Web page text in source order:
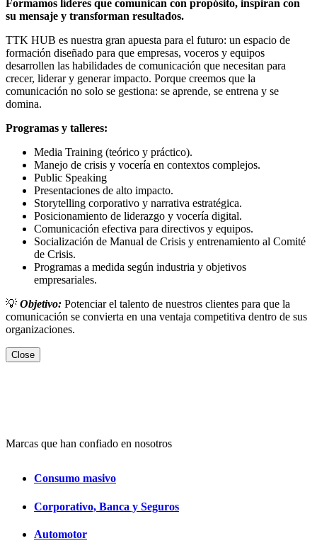
Formamos líderes que comunican con propósito, inspiran con
su mensaje y transforman resultados.
TTK HUB es nuestra gran apuesta para el futuro: un espacio de
formación diseñado para que empresas, voceros y equipos
desarrollen las habilidades de comunicación que necesitan para
crecer, liderar y generar impacto. Porque creemos que la
comunicación no solo se gestiona: se aprende, se entrena y se
domina.
Programas y talleres:
Media Training (teórico y práctico).
Manejo de crisis y vocería en contextos complejos.
Public Speaking
Presentaciones de alto impacto.
Storytelling corporativo y narrativa estratégica.
Posicionamiento de liderazgo y vocería digital.
Comunicación efectiva para directivos y equipos.
Socialización de Manual de Crisis y entrenamiento al Comité
de Crisis.
Programas a medida según industria y objetivos
empresariales.
💡 Objetivo: Potenciar el talento de nuestros clientes para que la
comunicación se convierta en una ventaja competitiva dentro de sus
organizaciones.
Close
Marcas que han confiado en nosotros
Consumo masivo
Corporativo, Banca y Seguros
Automotor